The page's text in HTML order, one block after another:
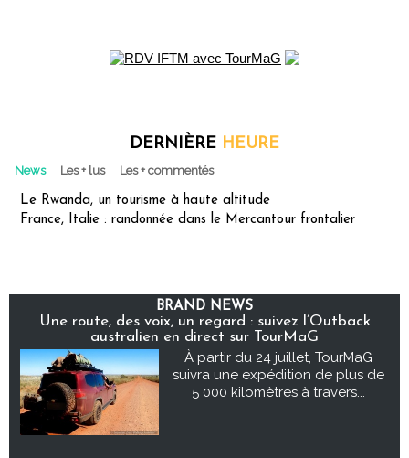
DERNIÈRE HEURE
News Les + lus Les + commentés
Le Rwanda, un tourisme à haute altitude
France, Italie : randonnée dans le Mercantour frontalier
BRAND NEWS
Une route, des voix, un regard : suivez l’Outback
australien en direct sur TourMaG
À partir du 24 juillet, TourMaG
suivra une expédition de plus de
5 000 kilomètres à travers...